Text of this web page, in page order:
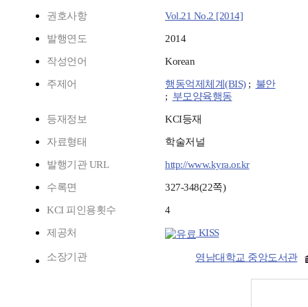
권호사항 Vol.21 No.2 [2014]
발행연도 2014
작성언어 Korean
주제어 행동억제체계(BIS); 불안
; 부모양육행동
등재정보 KCI등재
자료형태 학술저널
발행기관 URL http://www.kyra.or.kr
수록면 327-348(22쪽)
KCI 피인용횟수 4
제공처 KISS
소장기관 영남대학교 중앙도서관